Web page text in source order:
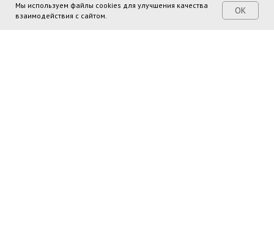
Мы используем файлы cookies для улучшения качества
взаимодействия с сайтом.
ОК